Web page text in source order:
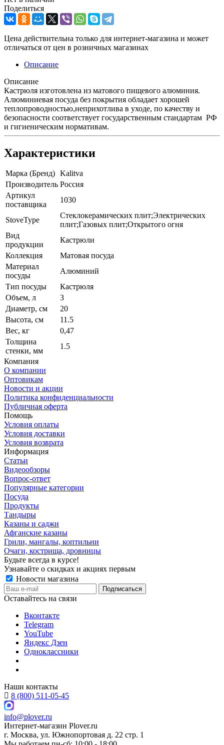
Поделиться
Цена действительна только для интернет-магазина и может
отличаться от цен в розничных магазинах
Описание
Описание
Кастрюля изготовлена из матового пищевого алюминия.
Алюминиевая посуда без покрытия обладает хорошей
теплопроводностью,неприхотлива в уходе, по качеству и
безопасности соответствует государственным стандартам РФ
и гигиеническим нормативам.
Характеристики
Марка (Бренд) Kalitva
Производитель Россия
Артикул
поставщика
1030
StoveType
Стеклокерамических плит;Электрических
плит;Газовых плит;Открытого огня
Вид
продукции
Кастрюли
Коллекция
Матовая посуда
Материал
посуды
Алюминий
Тип посуды
Кастрюля
Объем, л
3
Диаметр, см
20
Высота, см
11.5
Вес, кг
0,47
Толщина
стенки, мм
1.5
Компания
О компании
Оптовикам
Новости и акции
Политика конфиденциальности
Публичная оферта
Помощь
Условия оплаты
Условия доставки
Условия возврата
Информация
Статьи
Видеообзоры
Вопрос-ответ
Популярные категории
Посуда
Продукты
Тандыры
Казаны и саджи
Афганские казаны
Грили, мангалы, коптильни
Очаги, кострища, дровницы
Будьте всегда в курсе!
Узнавайте о скидках и акциях первым
Новости магазина
Оставайтесь на связи
Вконтакте
Telegram
YouTube
Яндекс Дзен
Одноклассники
Наши контакты
8 (800) 511-05-45
info@plover.ru
Интернет-магазин Plover.ru
г. Москва, ул. Южнопортовая д. 22 стр. 1